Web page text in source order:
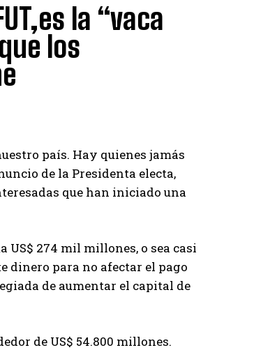
la “vaca
los
país. Hay quienes jamás
de la Presidenta electa,
que han iniciado una
US$ 274 mil millones, o sea casi
dinero para no afectar el pago
de aumentar el capital de
de US$ 54.800 millones.